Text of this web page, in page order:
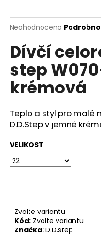
Průměrné
produktu
je
z
5
hvězdiček.
Neohodnoceno
Dívčí
step
krémová
Teplo a styl pro malé
D.D.Step v jemné
VELIKOST
Zvolte variantu
Kód: Zvolte variantu
Značka:D.D.step
j
t
?
D
o
r
u
č
u